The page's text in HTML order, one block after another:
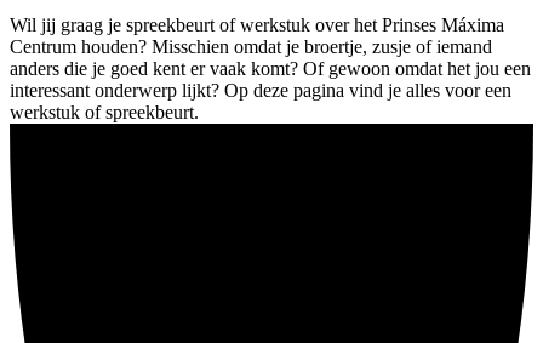
Wil jij graag je spreekbeurt of werkstuk over het Prinses Máxima
Centrum houden? Misschien omdat je broertje, zusje of iemand
anders die je goed kent er vaak komt? Of gewoon omdat het jou een
interessant onderwerp lijkt? Op deze pagina vind je alles voor een
werkstuk of spreekbeurt.